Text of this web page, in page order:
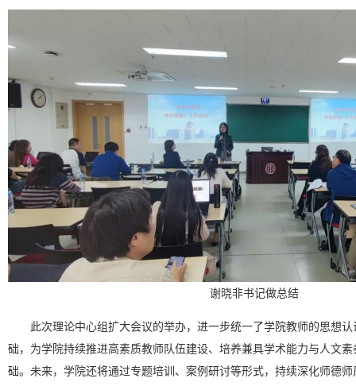
谢晓非书记做总结
此次理论中心组扩大会议的举办，进一步统一了学院教师的思想
础，为学院持续推进高素质教师队伍建设、培养兼具学术能力与人文
础。未来，学院还将通过专题培训、案例研讨等形式，持续深化师德